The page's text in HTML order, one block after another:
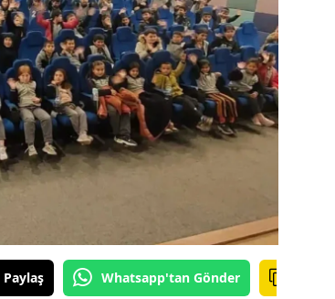
Paylaş Whatsapp'tan Gönder